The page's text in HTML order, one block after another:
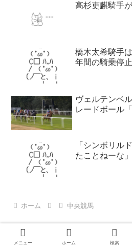
高杉吏麒騎手
橋木太希騎手
年間の騎乗停止
ヴェルテンベ
レードボール
「シンボリル
たことねーな
ホーム 中央競馬
メニュー ホーム 検索